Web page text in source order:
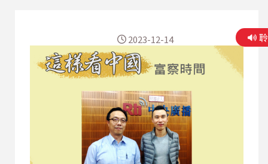
EMAIL: 2020@rti.org.tw、
20200203news@gmail.com PODCAST：SOUND
ON 、SPOTIFY 、Apple Podcasts 、Google 播
2023-12-14